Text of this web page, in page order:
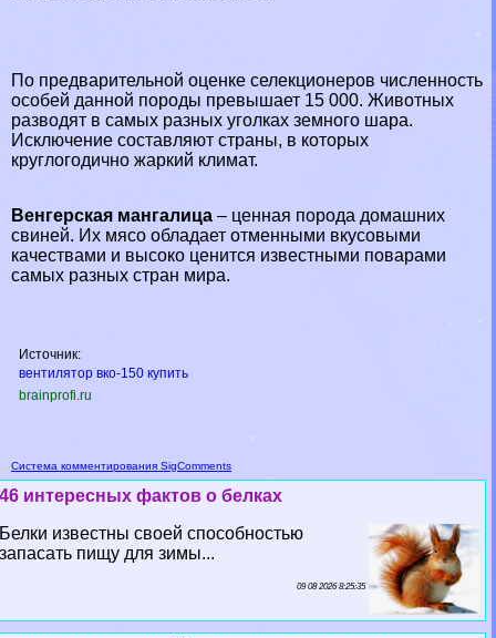
Источник:
вентилятор вко-150 купить
brainprofi.ru
По предварительной оценке селекционеров численность
особей данной породы превышает 15 000. Животных
разводят в самых разных уголках земного шара.
Исключение составляют страны, в которых
круглогодично жаркий климат.
Венгерская мангалица – ценная порода домашних
свиней. Их мясо обладает отменными вкусовыми
качествами и высоко ценится известными поварами
самых разных стран мира.
Система комментирования SigComments
46 интересных фактов о белках
Белки известны своей способностью
запасать пищу для зимы...
09 08 2026 8:25:35